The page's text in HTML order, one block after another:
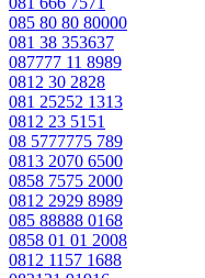
085 80 80 80000
081 38 353637
087777 11 8989
0812 30 2828
081 25252 1313
0812 23 5151
08 5777775 789
0813 2070 6500
0858 7575 2000
0812 2929 8989
085 88888 0168
0858 01 01 2008
0812 1157 1688